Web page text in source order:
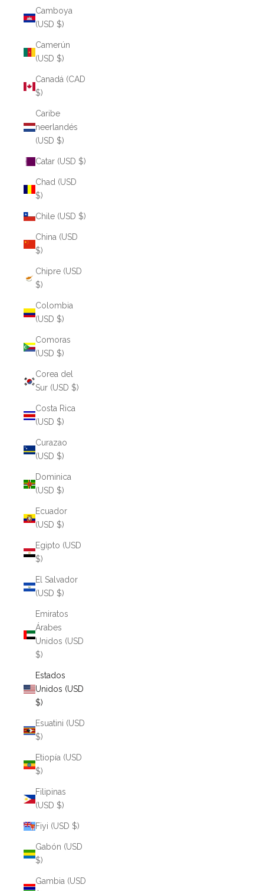
Camboya
(USD $)
Camerún
(USD $)
Canadá (CAD
$)
Caribe
neerlandés
(USD $)
Catar (USD $)
Chad (USD
$)
Chile (USD $)
China (USD
$)
Chipre (USD
$)
Colombia
(USD $)
Comoras
(USD $)
Corea del
Sur (USD $)
Costa Rica
(USD $)
Curazao
(USD $)
Dominica
(USD $)
Ecuador
(USD $)
Egipto (USD
$)
El Salvador
(USD $)
Emiratos
Árabes
Unidos (USD
$)
Estados
Unidos (USD
$)
Esuatini (USD
$)
Etiopía (USD
$)
Filipinas
(USD $)
Fiyi (USD $)
Gabón (USD
$)
Gambia (USD